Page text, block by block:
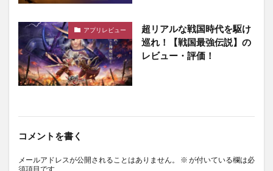
アプリレビュー
超リアルな戦国時代を駆け
巡れ！【戦国最強伝説】の
レビュー・評価！
コメントを書く
メールアドレスが公開されることはありません。 ※ が付いている欄は必
須項目です